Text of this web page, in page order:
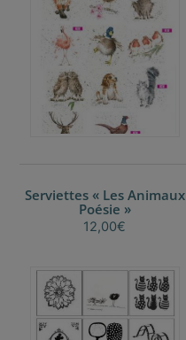
Serviettes « Les Animaux
Poésie »
12,00€